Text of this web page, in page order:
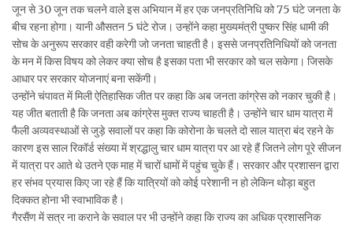
जून से 30 जून तक चलने वाले इस अभियान में हर एक जनप्रतिनिधि को 75 घंटे जनता के
बीच रहना होगा। यानी औसतन 5 घंटे रोज। उन्होंने कहा मुख्यमंत्री पुष्कर सिंह धामी की
सोच के अनुरूप सरकार वही करेगी जो जनता चाहती है। इससे जनप्रतिनिधियों को जनता
के मन में किस विषय को लेकर क्या सोच है इसका पता भी सरकार को चल सकेगा। जिसके
आधार पर सरकार योजनाएं बना सकेंगी।
उन्होंने चंपावत में मिली ऐतिहासिक जीत पर कहा कि अब जनता कांग्रेस को नकार चुकी है।
यह जीत बताती है कि जनता अब कांग्रेस मुक्त राज्य चाहती है। उन्होंने चार धाम यात्रा में
फैली अव्यवस्थाओं से जुड़े सवालों पर कहा कि कोरोना के चलते दो साल यात्रा बंद रहने के
कारण इस साल रिकॉर्ड संख्या में श्रद्धालु चार धाम यात्रा पर आ रहे हैं जितने लोग पूरे सीजन
में यात्रा पर आते थे उतने एक माह में चारों धामों में पहुंच चुके हैं। सरकार और प्रशासन द्वारा
हर संभव प्रयास किए जा रहे हैं कि यात्रियों को कोई परेशानी न हो लेकिन थोड़ा बहुत
दिक्कत होना भी स्वाभाविक है।
गैरसैंण में सत्र ना कराने के सवाल पर भी उन्होंने कहा कि राज्य का अधिक प्रशासनिक